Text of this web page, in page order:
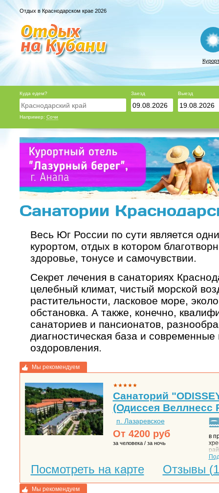
Отдых в Краснодарском крае 2026
Куда едем?
Например: Сочи
Заезд Выезд
Санатории
Весь Юг России по сути является
курортом, отдых в котором
здоровье, тонусе и самочувствии.
Секрет лечения в санаториях
целебный климат, чистый морской
растительности, ласковое море,
обстановка. А также, конечно,
санаториев и пансионатов,
диагностическая база и
оздоровления.
Мы рекомендуем
Санаторий
(Одиссея Веллнесс
п. Лазаревское
От 4200руб
за человека / за ночь
в
Посмотреть на карте Отзывы (1
Мы рекомендуем